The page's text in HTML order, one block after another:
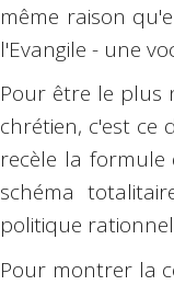
même raison
l'Evangile - une
Pour être le plus
chrétien, c'est ce
recèle la formule
schéma
politique
Pour montrer la